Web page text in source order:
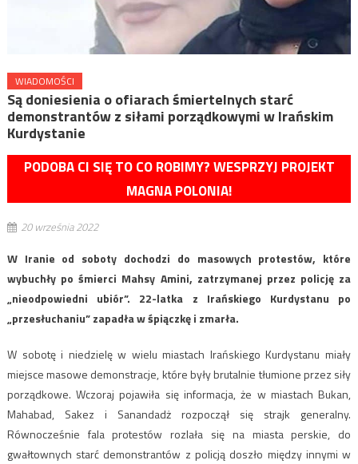
WIADOMOŚCI
Są doniesienia o ofiarach śmiertelnych starć
demonstrantów z siłami porządkowymi w Irańskim
Kurdystanie
PODOBA CI SIĘ TO CO ROBIMY? WESPRZYJ PROJEKT
MAGNA POLONIA!
20 września 2022
W Iranie od soboty dochodzi do masowych protestów, które
wybuchły po śmierci Mahsy Amini, zatrzymanej przez policję za
„nieodpowiedni ubiór”. 22-latka z Irańskiego Kurdystanu po
„przesłuchaniu” zapadła w śpiączkę i zmarła.
W sobotę i niedzielę w wielu miastach Irańskiego Kurdystanu miały
miejsce masowe demonstracje, które były brutalnie tłumione przez siły
porządkowe. Wczoraj pojawiła się informacja, że w miastach Bukan,
Mahabad, Sakez i Sanandadż rozpoczął się strajk generalny.
Równocześnie fala protestów rozlała się na miasta perskie, do
gwałtownych starć demonstrantów z policją doszło między innymi w